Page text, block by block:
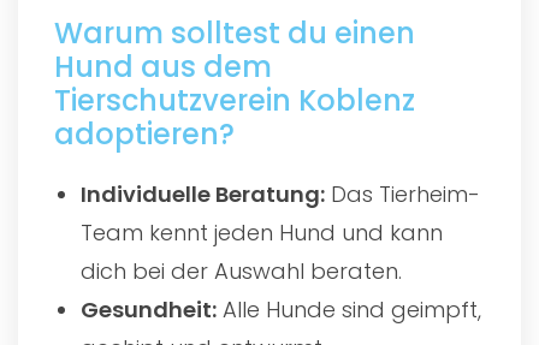
Warum solltest du einen
Hund aus dem
Tierschutzverein Koblenz
adoptieren?
Individuelle Beratung: Das Tierheim-
Team kennt jeden Hund und kann
dich bei der Auswahl beraten.
Gesundheit: Alle Hunde sind geimpft,